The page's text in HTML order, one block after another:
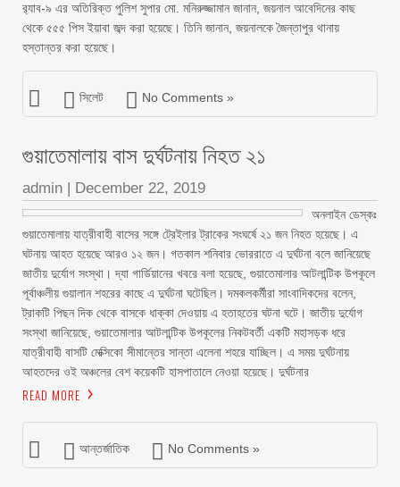
র‌্যাব-৯ এর অতিরিক্ত পুলিশ সুপার মো. মনিরুজ্জামান জানান, জয়নাল আবেদিনের কাছ
থেকে ৫৫৫ পিস ইয়াবা জব্দ করা হয়েছে। তিনি জানান, জয়নালকে জৈন্তাপুর থানায়
হস্তান্তর করা হয়েছে।
সিলেট No Comments »
গুয়াতেমালায় বাস দুর্ঘটনায় নিহত ২১
admin | December 22, 2019
অনলাইন ডেস্কঃ
গুয়াতেমালায় যাত্রীবাহী বাসের সঙ্গে ট্রেইলার ট্রাকের সংঘর্ষে ২১ জন নিহত হয়েছে। এ
ঘটনায় আহত হয়েছে আরও ১২ জন। গতকাল শনিবার ভোররাতে এ দুর্ঘটনা বলে জানিয়েছে
জাতীয় দুর্যোগ সংস্থা। দ্যা গার্ডিয়ানের খবরে বলা হয়েছে, গুয়াতেমালার আটলান্টিক উপকূলে
পূর্বাঞ্চলীয় গুয়ালান শহরের কাছে এ দুর্ঘটনা ঘটেছিল। দমকলকর্মীরা সাংবাদিকদের বলেন,
ট্রাকটি পিছন দিক থেকে বাসকে ধাক্কা দেওয়ায় এ হতাহতের ঘটনা ঘটে। জাতীয় দুর্যোগ
সংস্থা জানিয়েছে, গুয়াতেমালার আটলান্টিক উপকূলের নিকটবর্তী একটি মহাসড়ক ধরে
যাত্রীবাহী বাসটি মেক্সিকো সীমান্তের সান্তা এলেনা শহরে যাচ্ছিল। এ সময় দুর্ঘটনায়
আহতদের ওই অঞ্চলের বেশ কয়েকটি হাসপাতালে নেওয়া হয়েছে। দুর্ঘটনার
READ MORE
আন্তর্জাতিক No Comments »